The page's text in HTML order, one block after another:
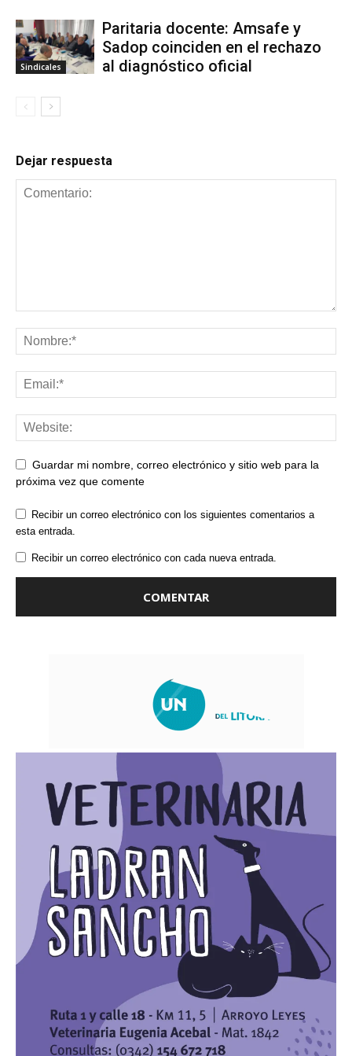
Sindicales
Paritaria docente: Amsafe y
Sadop coinciden en el rechazo
al diagnóstico oficial
Dejar respuesta
Guardar mi nombre, correo electrónico y sitio web para la
próxima vez que comente
Recibir un correo electrónico con los siguientes comentarios a
esta entrada.
Recibir un correo electrónico con cada nueva entrada.